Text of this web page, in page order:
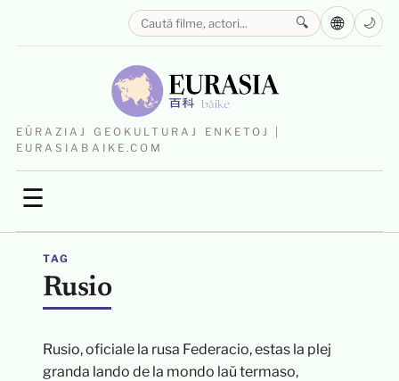
EŬRAZIAJ GEOKULTURAJ ENKETOJ |
EURASIABAIKE.COM
☰
🔍 🌐 🌙
TAG
Rusio
Rusio, oficiale la rusa Federacio, estas la plej
granda lando de la mondo laŭ termaso,